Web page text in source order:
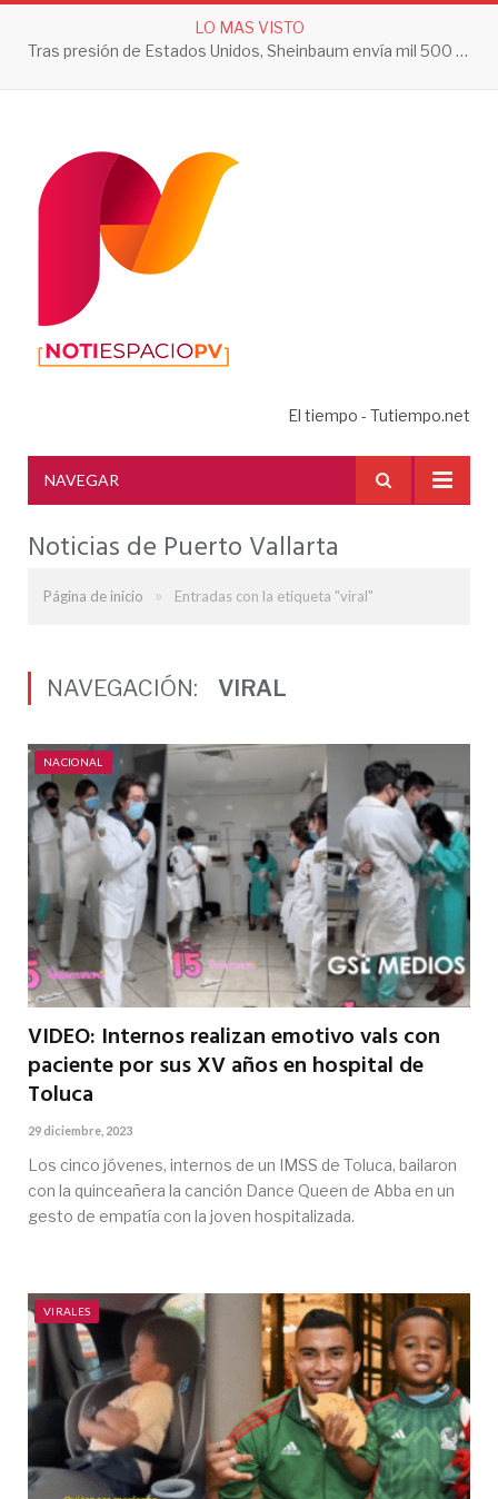
LO MAS VISTO
Secretaría de Salud Jalisco hace un llamado a la ciudadanía a tomar acciones contra el dengue en esta temporada de lluvias
El tiempo - Tutiempo.net
NAVEGAR
Noticias de Puerto Vallarta
Página de inicio » Entradas con la etiqueta "viral"
NAVEGACIÓN: VIRAL
NACIONAL
VIDEO: Internos realizan emotivo vals con
paciente por sus XV años en hospital de
Toluca
29 diciembre, 2023
Los cinco jóvenes, internos de un IMSS de Toluca, bailaron
con la quinceañera la canción Dance Queen de Abba en un
gesto de empatía con la joven hospitalizada.
VIRALES